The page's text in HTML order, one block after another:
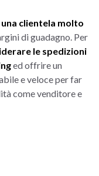
clientela molto
di guadagno. Per
le spedizioni
ed offrire un
e veloce per far
come venditore e